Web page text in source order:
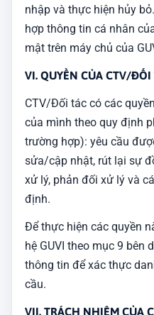
nhập và thực hiện hủy
hợp thông tin cá nhân
mật trên máy chủ của
VI. QUYỀN CỦA CTV/ĐỐI
CTV/Đối tác có các
của mình theo quy định
trường hợp): yêu cầu
sửa/cập nhật, rút lại sự
xử lý, phản đối xử lý và
định.
Để thực hiện các quyền
hệ GUVI theo mục 9 bên
thông tin để xác thực
cầu.
VII. TRÁCH NHIỆM CỦA